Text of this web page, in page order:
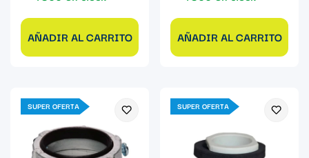
AÑADIR AL CARRITO AÑADIR AL CARRITO
SUPER OFERTA SUPER OFERTA